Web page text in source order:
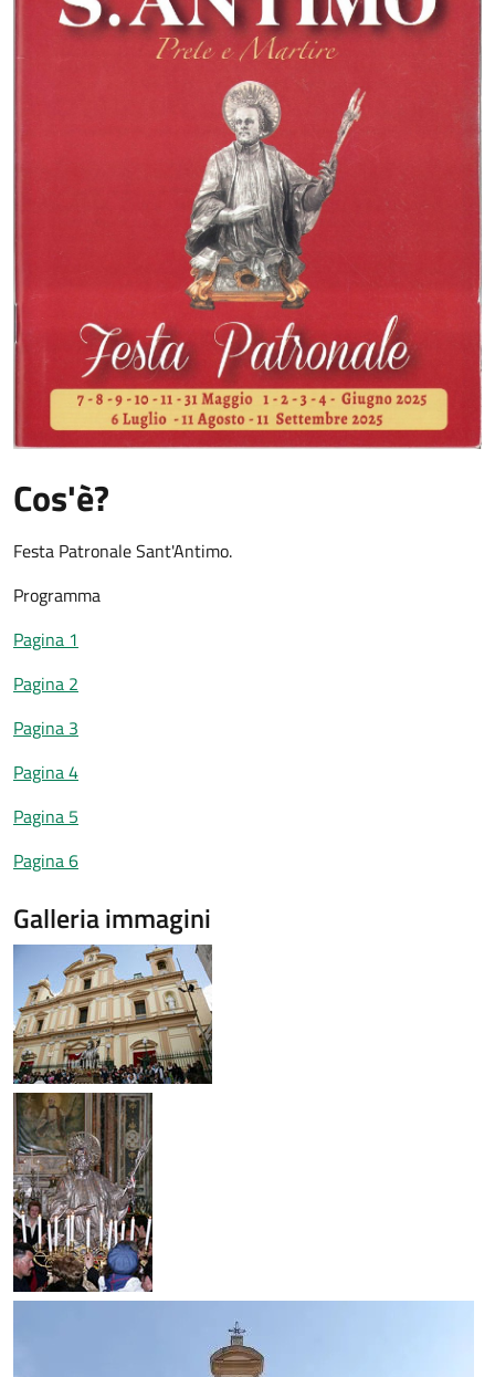
Cos'è?
Festa Patronale Sant'Antimo.
Programma
Pagina 1
Pagina 2
Pagina 3
Pagina 4
Pagina 5
Pagina 6
Galleria immagini